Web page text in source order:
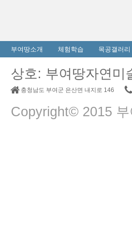
부여땅소개 체험학습 목공갤러리
상호: 부여땅자연
충청남도 부여군 은산면 내지로 146
Copyright© 2015